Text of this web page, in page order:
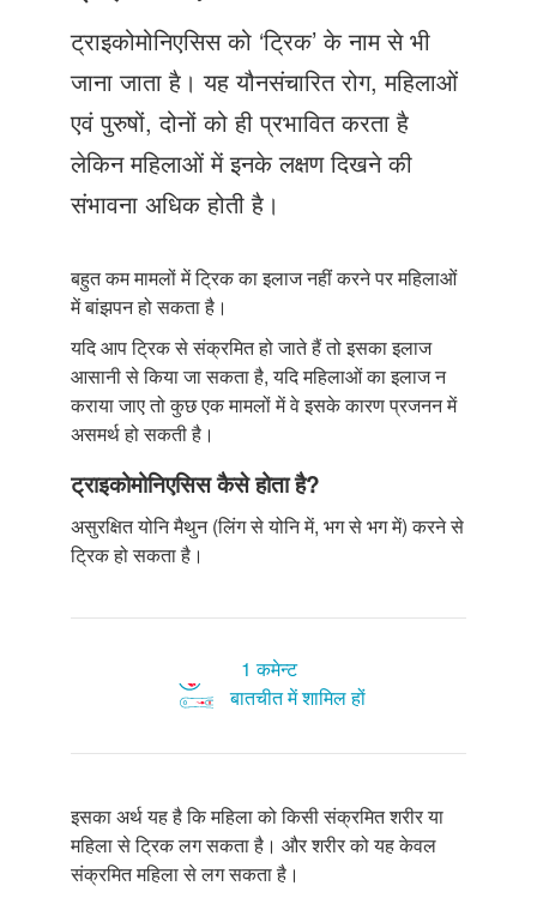
Just Poocho
संपर्क करें
ट्राइकोमोनिएसिस को ‘ट्रिक’ के नाम से भी
जाना जाता है। यह यौनसंचारित रोग, महिलाओं
एवं पुरुषों, दोनों को ही प्रभावित करता है
लेकिन महिलाओं में इनके लक्षण दिखने की
संभावना अधिक होती है।
बहुत कम मामलों में ट्रिक का इलाज नहीं करने पर महिलाओं
में बांझपन हो सकता है।
यदि आप ट्रिक से संक्रमित हो जाते हैं तो इसका इलाज
आसानी से किया जा सकता है, यदि महिलाओं का इलाज न
कराया जाए तो कुछ एक मामलों में वे इसके कारण प्रजनन में
असमर्थ हो सकती है।
ट्राइकोमोनिएसिस कैसे होता है?
असुरक्षित योनि मैथुन (लिंग से योनि में, भग से भग में) करने से
ट्रिक हो सकता है।
1 कमेन्ट
बातचीत में शामिल हों
इसका अर्थ यह है कि महिला को किसी संक्रमित शरीर या
महिला से ट्रिक लग सकता है। और शरीर को यह केवल
संक्रमित महिला से लग सकता है।